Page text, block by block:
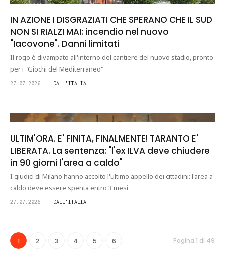
IN AZIONE I DISGRAZIATI CHE SPERANO CHE IL SUD
NON SI RIALZI MAI: incendio nel nuovo
"Iacovone". Danni limitati
Il rogo è divampato all'interno del cantiere del nuovo stadio, pronto
per i "Giochi del Mediterraneo"
27.07.2026 DALL'ITALIA
ULTIM'ORA. E' FINITA, FINALMENTE! TARANTO E'
LIBERATA. La sentenza: "l'ex ILVA deve chiudere
in 90 giorni l'area a caldo"
I giudici di Milano hanno accolto l'ultimo appello dei cittadini: l'area a
caldo deve essere spenta entro 3 mesi
27.07.2026 DALL'ITALIA
1 2 3 4 5 6 Pagina 1 di 49